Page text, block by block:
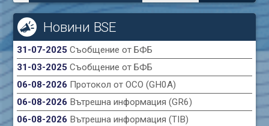
Новини BSE
31-07-2025Съобщение от БФБ
31-03-2025Съобщение от БФБ
06-08-2026 Протокол от ОСО (GH0A)
06-08-2026 Вътрешна информация (GR6)
06-08-2026 Вътрешна информация (TIB)